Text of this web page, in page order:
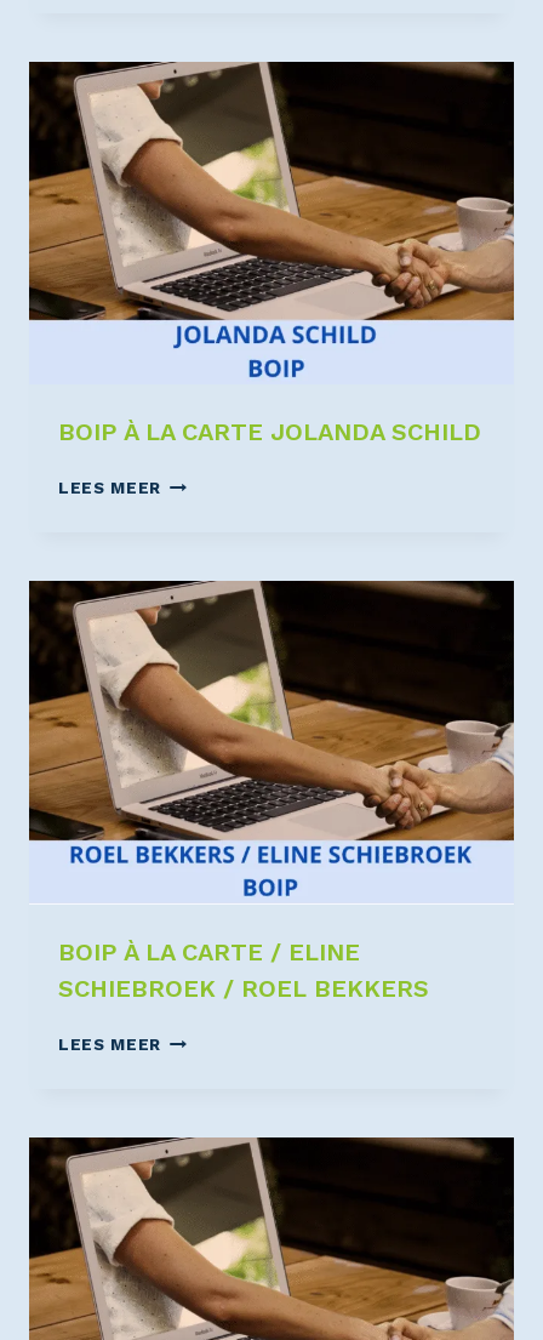
BOIP À LA CARTE JOLANDA SCHILD
LEES MEER
BOIP À LA CARTE / ELINE
SCHIEBROEK / ROEL BEKKERS
LEES MEER